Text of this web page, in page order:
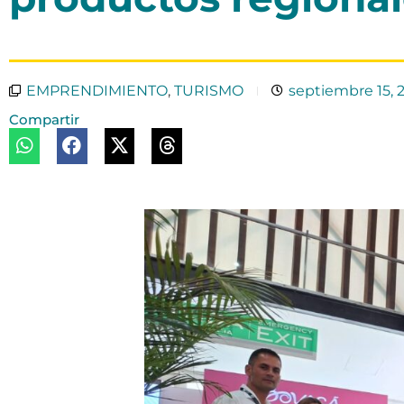
EMPRENDIMIENTO, TURISMO
septiembre 15,
Compartir